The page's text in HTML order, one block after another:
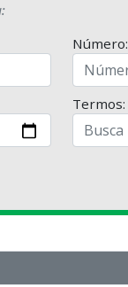
Número:
Termos: